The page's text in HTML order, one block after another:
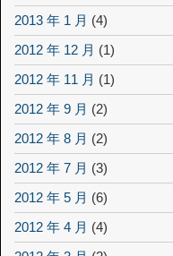
2013 年 1 月 (4)
2012 年 12 月 (1)
2012 年 11 月 (1)
2012 年 9 月 (2)
2012 年 8 月 (2)
2012 年 7 月 (3)
2012 年 5 月 (6)
2012 年 4 月 (4)